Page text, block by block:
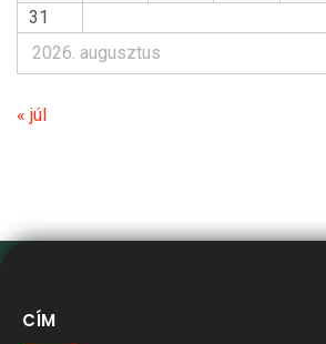
2026. augusztus
31
« júl
CÍM